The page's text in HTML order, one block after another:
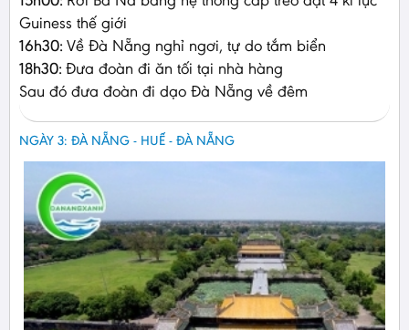
Guiness thế giới
16h30: Về Đà Nẵng nghỉ ngơi, tự do tắm biển
18h30: Đưa đoàn đi ăn tối tại nhà hàng
Sau đó đưa đoàn đi dạo Đà Nẵng về đêm
NGÀY 3: ĐÀ NẴNG - HUẾ - ĐÀ NẴNG